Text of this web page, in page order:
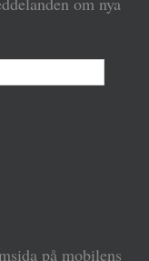
på mobilens